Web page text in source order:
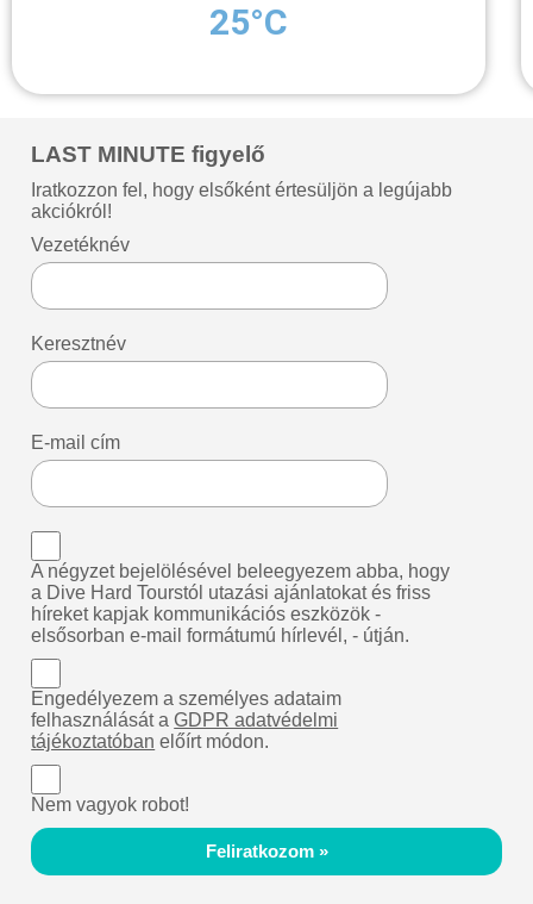
25°C
LAST MINUTE figyelő
Iratkozzon fel, hogy elsőként értesüljön a legújabb
akciókról!
Vezetéknév
Keresztnév
E-mail cím
A négyzet bejelölésével beleegyezem abba, hogy
a Dive Hard Tourstól utazási ajánlatokat és friss
híreket kapjak kommunikációs eszközök -
elsősorban e-mail formátumú hírlevél, - útján.
Engedélyezem a személyes adataim
felhasználását aGDPR adatvédelmi
tájékoztatóban előírt módon.
Nem vagyok robot!
Feliratkozom »